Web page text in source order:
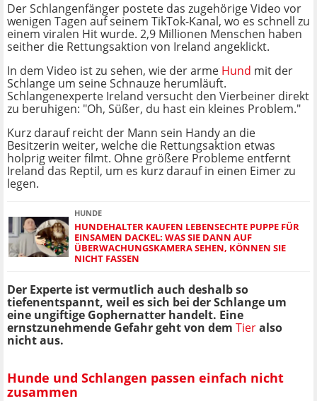
Der Schlangenfänger postete das zugehörige Video vor
wenigen Tagen auf seinem TikTok-Kanal, wo es schnell zu
einem viralen Hit wurde. 2,9 Millionen Menschen haben
seither die Rettungsaktion von Ireland angeklickt.
In dem Video ist zu sehen, wie der arme Hund mit der
Schlange um seine Schnauze herumläuft.
Schlangenexperte Ireland versucht den Vierbeiner direkt
zu beruhigen: "Oh, Süßer, du hast ein kleines Problem."
Kurz darauf reicht der Mann sein Handy an die
Besitzerin weiter, welche die Rettungsaktion etwas
holprig weiter filmt. Ohne größere Probleme entfernt
Ireland das Reptil, um es kurz darauf in einen Eimer zu
legen.
HUNDE
HUNDEHALTER KAUFEN LEBENSECHTE PUPPE FÜR
EINSAMEN DACKEL: WAS SIE DANN AUF
ÜBERWACHUNGSKAMERA SEHEN, KÖNNEN SIE
NICHT FASSEN
Der Experte ist vermutlich auch deshalb so
tiefenentspannt, weil es sich bei der Schlange um
eine ungiftige Gophernatter handelt. Eine
ernstzunehmende Gefahr geht von dem Tieralso
nicht aus.
Hunde und Schlangen passen einfach nicht
zusammen